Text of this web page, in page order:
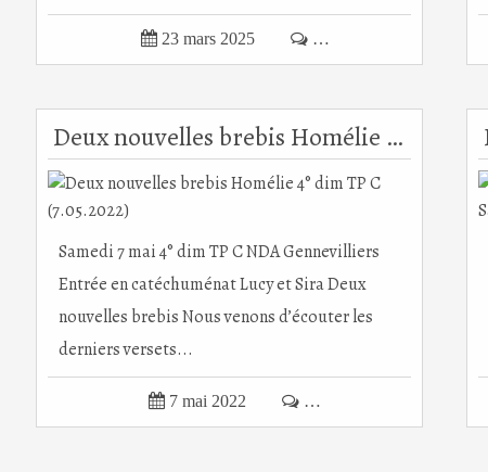
 23 mars 2025  …
Deux nouvelles brebis Homélie 4° dim TP C (7.05.2022)
Samedi 7 mai 4° dim TP C NDA Gennevilliers
Entrée en catéchuménat Lucy et Sira Deux
nouvelles brebis Nous venons d’écouter les
derniers versets...
 7 mai 2022  …